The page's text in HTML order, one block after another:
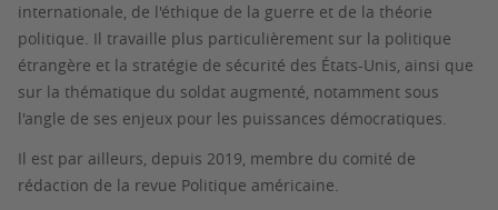
internationale, de l'éthique de la guerre et de la théorie
politique. Il travaille plus particulièrement sur la politique
étrangère et la stratégie de sécurité des États-Unis, ainsi que
sur la thématique du soldat augmenté, notamment sous
l'angle de ses enjeux pour les puissances démocratiques.
Il est par ailleurs, depuis 2019, membre du comité de
rédaction de la revue Politique américaine.